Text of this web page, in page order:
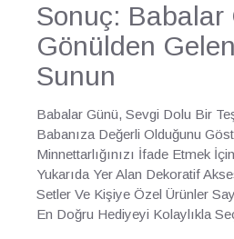
Sonuç: Babalar
Gönülden
Sunun
Babalar Günü, Sevgi Dolu Bir
Babanıza Değerli Olduğunu
Minnettarlığınızı İfade Etmek
Yukarıda Yer Alan Dekoratif
Setler Ve Kişiye Özel Ürünler
En Doğru Hediyeyi Kolaylıkla